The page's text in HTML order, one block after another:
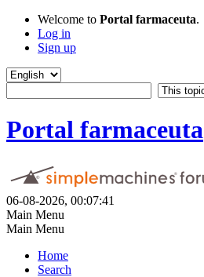
Welcome to Portal farmaceuta.
Log in
Sign up
Portal farmaceuta
06-08-2026, 00:07:41
Main Menu
Main Menu
Home
Search